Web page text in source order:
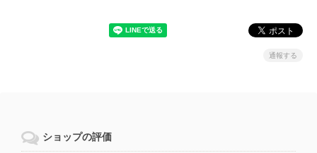
通報する
ショップの評価